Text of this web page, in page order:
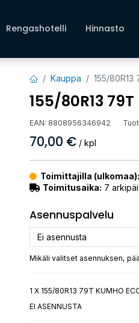
Rengashotelli Hinnasto
Kauppa 155/80R13
155/80R13 79T
EAN: 8808956346942
70,00 € / kpl
Toimittajilla (ulkomaa):
Toimitusaika: 7
Asennuspalvelu
Mikäli valitset asennuksen,
1 X 155/80R13 79T KUMHO
EI ASENNUSTA